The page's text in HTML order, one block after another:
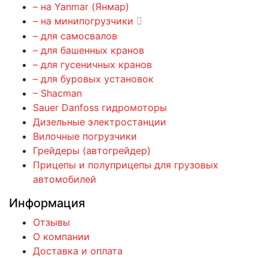
– на Yanmar (Янмар)
– на минипогрузчики
– для самосвалов
– для башенных кранов
– для гусеничных кранов
– для буровых установок
– Shacman
Sauer Danfoss гидромоторы
Дизельные электростанции
Вилочные погрузчики
Грейдеры (автогрейдер)
Прицепы и полуприцепы для грузовых
автомобилей
Информация
Отзывы
О компании
Доставка и оплата